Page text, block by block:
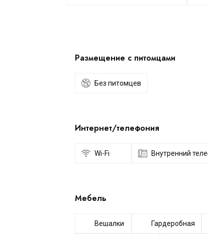
Размещение с питомцами
Без питомцев
Интернет/телефония
Wi-Fi Внутренний
Мебель
Вешалки Гардеробная